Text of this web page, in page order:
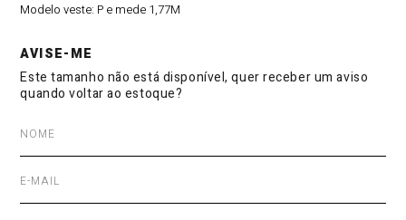
Modelo veste: P e mede 1,77M